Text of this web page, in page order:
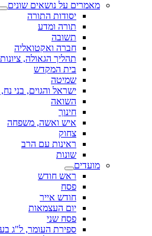
מאמרים על נושאים שונים
יסודות התורה
תורה ומדע
תשובה
חברה ואקטואליה
תהליך הגאולה, ציונות
בית המקדש
שמיטה
ישראל והגוים, בני
השואה
חינוך
איש ואשה, משפחה
צחוק
ראינות עם הרב
שונות
מועדים
ראש חודש
פסח
חודש אייר
יום העצמאות
פסח שני
ספירת העומר, ל"ג